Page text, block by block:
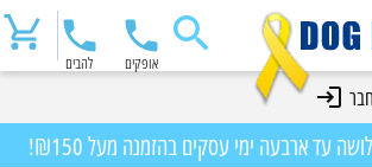
אופקים להבים
עד ארבעה ימי עסקים בהזמנה מעל ₪150!